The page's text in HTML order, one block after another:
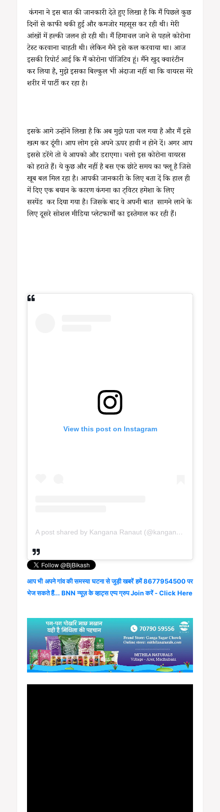
कंगना ने इस बात की जानकारी देते हुए लिखा है कि मैं पिछले कुछ
दिनों से काफी थकी हुई और कमजोर महसूस कर रही थी। मेरी
आंखों में हल्की जलन हो रही थी। मैं हिमाचल जाने से पहले कोरोना
टेस्ट करवाना चाहती थी। लेकिन मैने इसे कल करवाया था। आज
इसकी रिपोर्ट आई कि मैं कोरोना पॉजिटिव हूं। मैंने खुद क्वारंटीन
कर लिया है, मुझे इसका बिल्कुल भी अंदाजा नहीं था कि वायरस मेरे
शरीर में पार्टी कर रहा है।
इसके आगे उन्होंने लिखा है कि अब मुझे पता चल गया है और मैं इसे
खत्म कर दूंगी। आप लोग इसे अपने ऊपर हावी न होने दें। अगर आप
इससे डरेंगे तो ये आपको और डराएगा। चलो इस कोरोना वायरस
को हराते हैं। ये कुछ और नहीं है बस एक छोटे समय का फ्लू है जिसे
खूब बल मिल रहा है। आपकी जानकारी के लिए बता दें कि हाल ही
में दिए एक बयान के कारण कंगना का ट्विटर हमेशा के लिए
सस्पेंड कर दिया गया है। जिसके बाद वे अपनी बात सामने लाने के
लिए दूसरे सोशल मीडिया प्लेटफार्मों का इस्तेमाल कर रही हैं।
View this post on Instagram
A post shared by Kangana Ranaut (@kanganaranaut)
आप भी अपने गांव की समस्या घटना से जुड़ी खबरें हमें 8677954500 पर
भेज सकते हैं... BNN न्यूज़ के व्हाट्स एप्प ग्रुप Join करें - Click Here